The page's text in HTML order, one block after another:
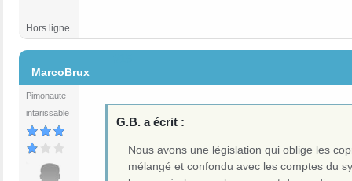
Hors ligne
MarcoBrux
Pimonaute
intarissable
G.B. a écrit :
Nous avons une législation qui oblige les
mélangé et confondu avec les comptes du